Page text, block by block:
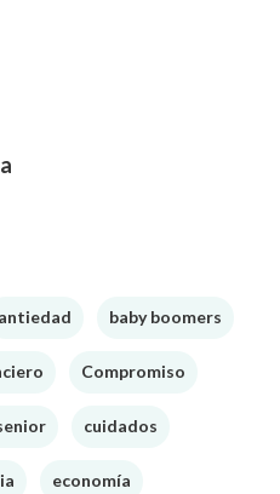
antiedad baby boomers
Compromiso
cuidados
economía